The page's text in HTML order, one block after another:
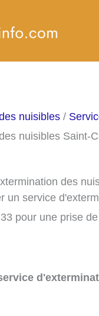
nuisibles /
nuisibles Saint-
des
un service
pour une prise